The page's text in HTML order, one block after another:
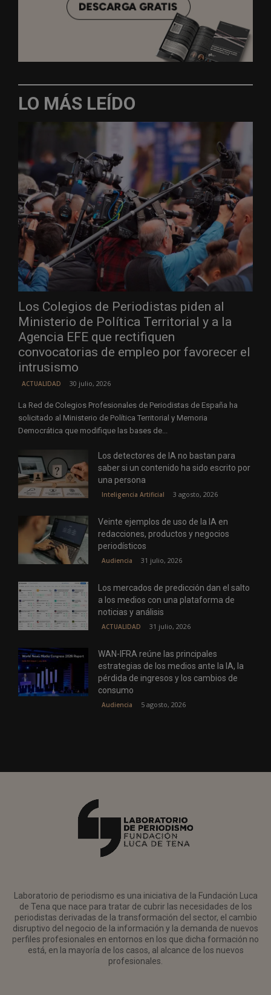
LO MÁS LEÍDO
Los Colegios de Periodistas piden al
Ministerio de Política Territorial y a la
Agencia EFE que rectifiquen
convocatorias de empleo por favorecer el
intrusismo
ACTUALIDAD 30 julio, 2026
La Red de Colegios Profesionales de Periodistas de España ha
solicitado al Ministerio de Política Territorial y Memoria
Democrática que modifique las bases de...
Los detectores de IA no bastan para
saber si un contenido ha sido escrito por
una persona
Inteligencia Artificial 3 agosto, 2026
Veinte ejemplos de uso de la IA en
redacciones, productos y negocios
periodísticos
Audiencia 31 julio, 2026
Los mercados de predicción dan el salto
a los medios con una plataforma de
noticias y análisis
ACTUALIDAD 31 julio, 2026
WAN-IFRA reúne las principales
estrategias de los medios ante la IA, la
pérdida de ingresos y los cambios de
consumo
Audiencia 5 agosto, 2026
Laboratorio de periodismo es una iniciativa de la Fundación Luca
de Tena que nace para tratar de cubrir las necesidades de los
periodistas derivadas de la transformación del sector, el cambio
disruptivo del negocio de la información y la demanda de nuevos
perfiles profesionales en entornos en los que dicha formación no
está, en la mayoría de los casos, al alcance de los nuevos
profesionales.